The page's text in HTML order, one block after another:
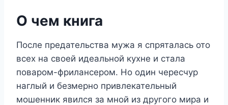
О чем книга
После предательства мужа я спряталась ото
всех на своей идеальной кухне и стала
поваром-фрилансером. Но один чересчур
наглый и безмерно привлекательный
мошенник явился за мной из другого мира и